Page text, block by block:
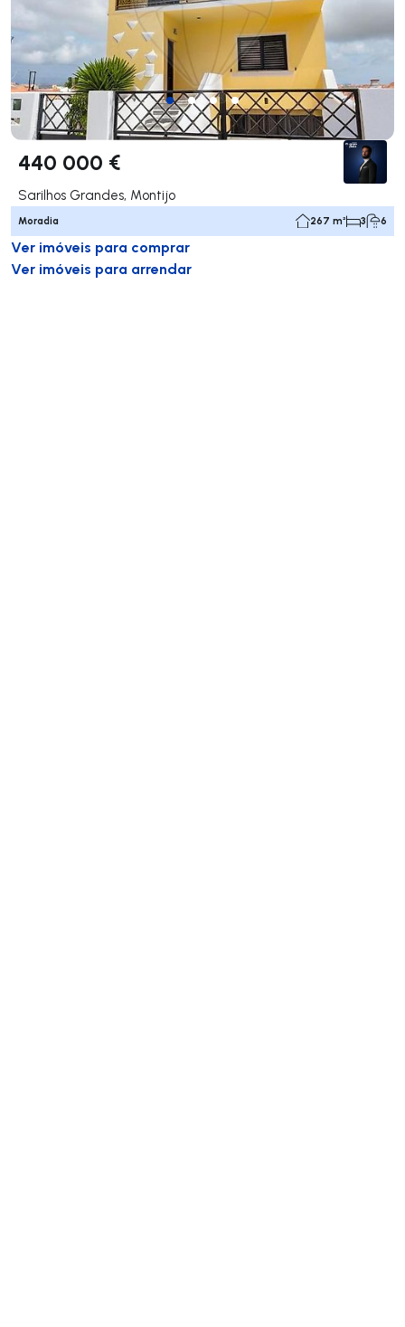
440 000 €
Sarilhos Grandes, Montijo
Moradia 267 m² 3 6
Ver imóveis para comprar
Ver imóveis para arrendar